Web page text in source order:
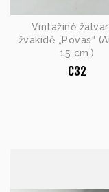
Vintažinė
žvakidė „Povas“
15 cm.)
€32